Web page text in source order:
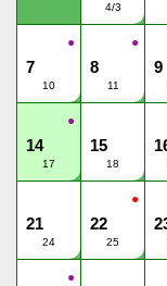
4/3
●
7
10
●
8
11
9
●
14
17
15
18
21
24
●
22
25
●